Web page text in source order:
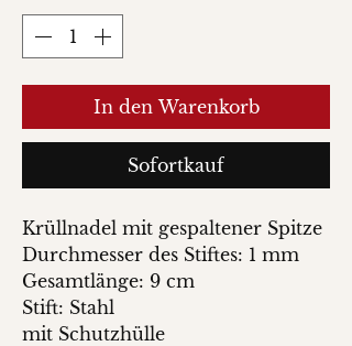
In den Warenkorb
Sofortkauf
Krüllnadel mit gespaltener Spitze
Durchmesser des Stiftes: 1 mm
Gesamtlänge: 9 cm
Stift: Stahl
mit Schutzhülle